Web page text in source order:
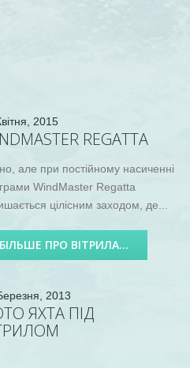
2015
REGATTA
але при постійному насиченні
WindMaster Regatta
цілісним заходом, де...
БІЛЬШЕ ПРО ВІТРИЛА...
2013
ЯХТА ПІД